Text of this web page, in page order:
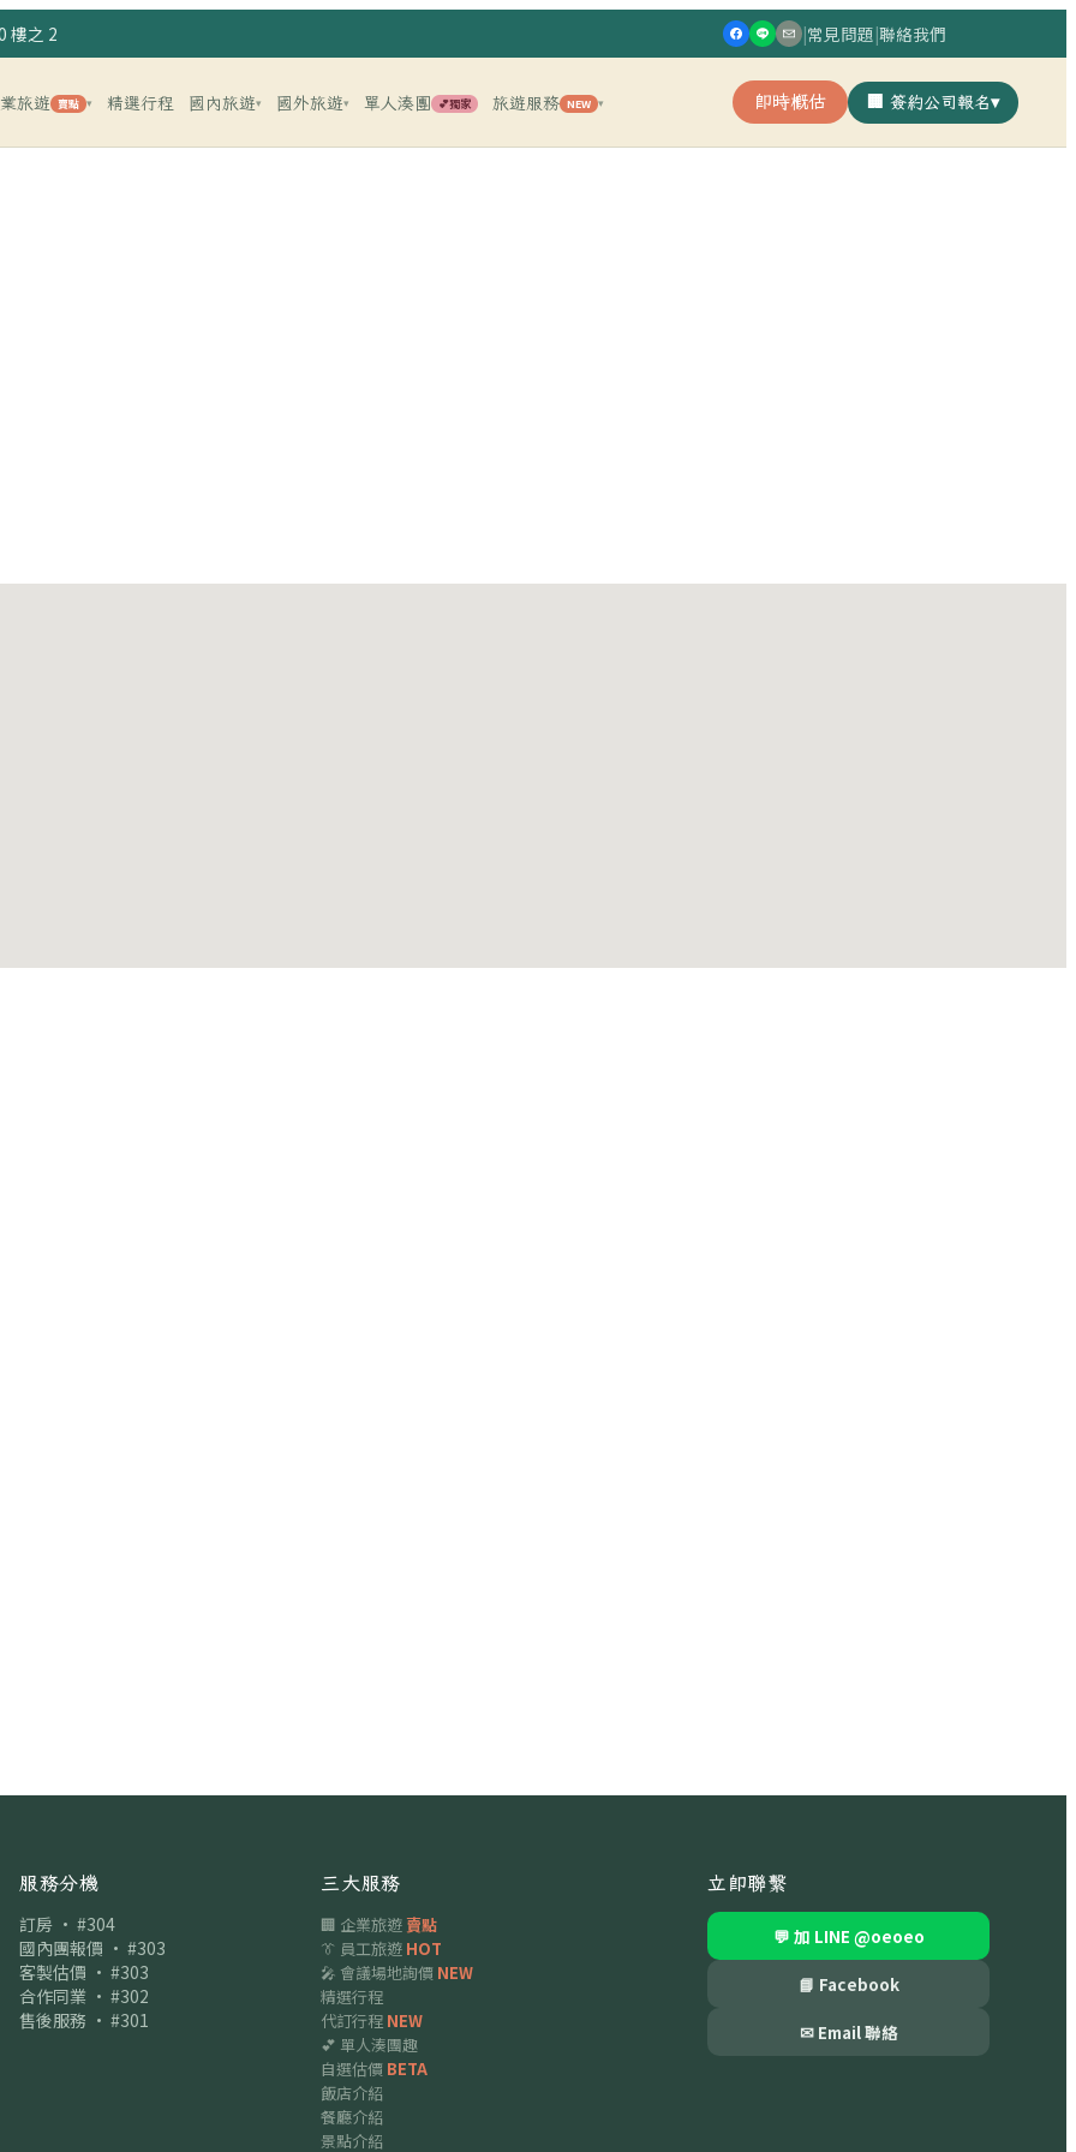
樓之 2 |常見問題|聯絡我們
旅遊 賣點 ▾ 精選行程 國內旅遊▾ 國外旅遊▾ 單人湊團 💕獨家 旅遊服務 NEW ▾ 即時概估 🏢 簽約公司報名▾
服務分機
訂房 · #304
國內團報價 · #303
客製估價 · #303
合作同業 · #302
售後服務 · #301
三大服務
🏢 企業旅遊賣點
👔 員工旅遊 HOT
🎤 會議場地詢價 NEW
精選行程
代訂行程 NEW
💕 單人湊團趣
自選估價 BETA
飯店介紹
餐廳介紹
景點介紹
立即聯繫
💬 加 LINE @oeoeo
📘 Facebook
✉ Email 聯絡